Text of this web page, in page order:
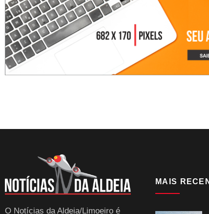
O Notícias da Aldeia/Limoeiro é
MAIS